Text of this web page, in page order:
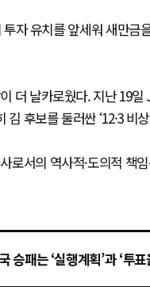
자 유치를 앞세워 새만
더 날카로웠다. 지난 19
후보를 둘러싼 ‘12·3
로서의 역사적·도의적 책
승패는 ‘실행계획’과 ‘투표